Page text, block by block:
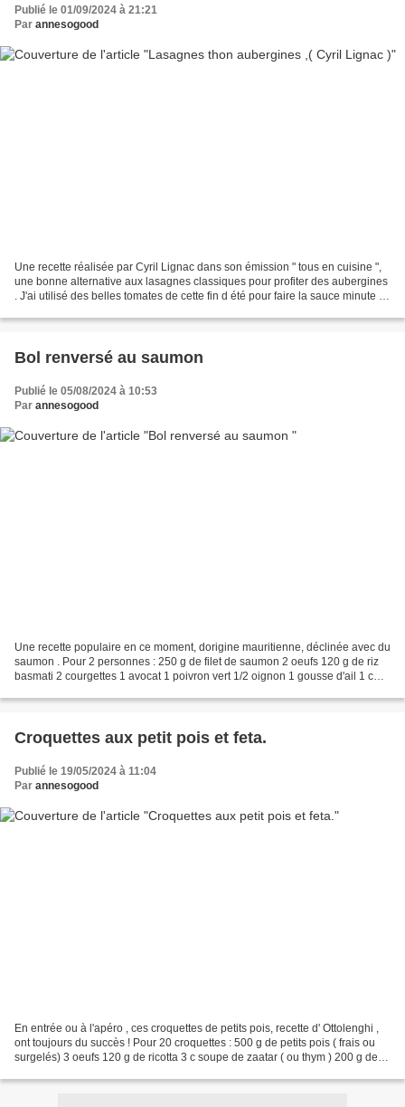
Publié le 01/09/2024 à 21:21
Par annesogood
Une recette réalisée par Cyril Lignac dans son émission " tous en cuisine ",
une bonne alternative aux lasagnes classiques pour profiter des aubergines
. J'ai utilisé des belles tomates de cette fin d été pour faire la sauce minute .
Bol renversé au saumon
Publié le 05/08/2024 à 10:53
Par annesogood
Une recette populaire en ce moment, dorigine mauritienne, déclinée avec du
saumon . Pour 2 personnes : 250 g de filet de saumon 2 oeufs 120 g de riz
basmati 2 courgettes 1 avocat 1 poivron vert 1/2 oignon 1 gousse d'ail 1 cm
Croquettes aux petit pois et feta.
Publié le 19/05/2024 à 11:04
Par annesogood
En entrée ou à l'apéro , ces croquettes de petits pois, recette d' Ottolenghi ,
ont toujours du succès ! Pour 20 croquettes : 500 g de petits pois ( frais ou
surgelés) 3 oeufs 120 g de ricotta 3 c soupe de zaatar ( ou thym ) 200 g de